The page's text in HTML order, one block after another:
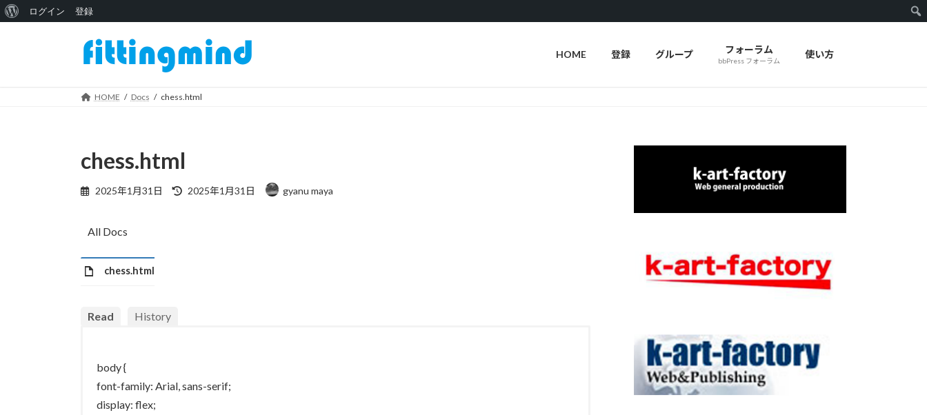
WordPress
ログイン 登録
HOME 登録 グループ フォーラム
bbPress フォーラム
使い方
HOME Docs chess.html
chess.html
2025年1月31日
最
2025年1月31日 gyanu maya
All Docs
chess.html
Read History
body {
font-family: Arial, sans-serif;
display: flex;